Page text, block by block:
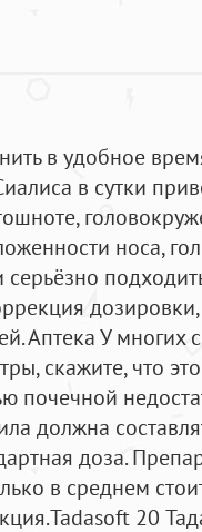
в удобное
в сутки
носа,
серьёзно
дозировки,
Аптека У многих
скажите, что
почечной
должна
доза.
в среднем
20